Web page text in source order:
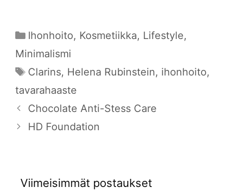
Kategoriat
Ihonhoito, Kosmetiikka, Lifestyle,
Minimalismi
Avainsanat
Clarins, Helena Rubinstein, ihonhoito,
tavarahaaste
Chocolate Anti-Stess Care
HD Foundation
Viimeisimmät postaukset